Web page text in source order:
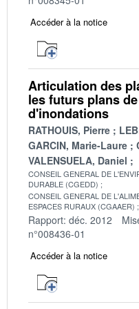
Accéder à la notice
Articulation des
les futurs plans
d'inondations
RATHOUIS, Pierre
GARCIN, Marie-Laure
VALENSUELA, Daniel
CONSEIL GENERAL DE
DURABLE (CGEDD)
CONSEIL GENERAL DE
ESPACES RURAUX (CGAAER)
Rapport: déc. 2012
n°008436-01
Accéder à la notice